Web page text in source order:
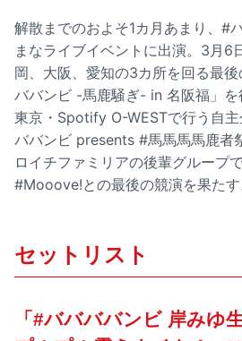
解散までのおよそ1カ月あまり、#
まなライブイベントに出演。3月6
岡、大阪、愛知の3カ所を回る最
ババンビ -馬鹿騒ぎ- in 名阪福」を
東京・Spotify O-WESTで行う自
ババンビ presents #馬馬馬馬鹿者
ロイチファミリアの後輩グループ
#Mooove!との最後の競演を果たす
セットリスト
「#ババババンビ 岸みゆ